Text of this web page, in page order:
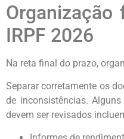
Organização
IRPF 2026
Na reta final do prazo,
Separar corretamente os
de inconsistências.
devem ser revisados